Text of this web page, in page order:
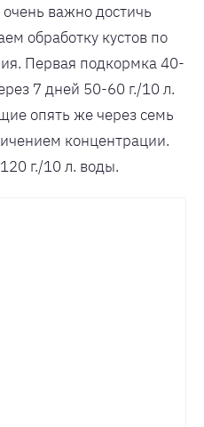
важно достичь
обработку кустов по
Первая подкормка 40-
7 дней 50-60 г./10 л.
опять же через семь
концентрации.
г./10 л. воды.